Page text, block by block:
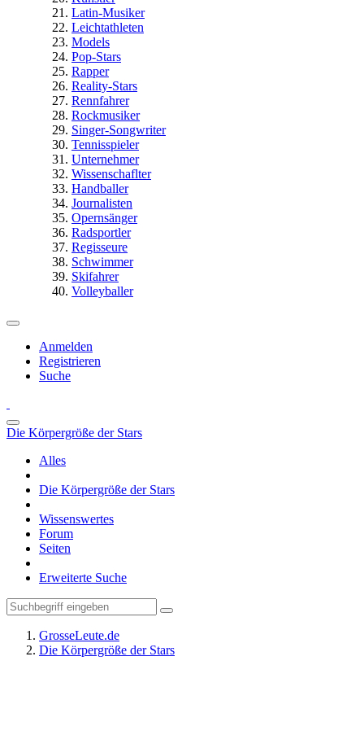
Latin-Musiker
Leichtathleten
Models
Pop-Stars
Rapper
Reality-Stars
Rennfahrer
Rockmusiker
Singer-Songwriter
Tennisspieler
Unternehmer
Wissenschaflter
Handballer
Journalisten
Opernsänger
Radsportler
Regisseure
Schwimmer
Skifahrer
Volleyballer
Anmelden
Registrieren
Suche
Die Körpergröße der Stars
Alles
Die Körpergröße der Stars
Wissenswertes
Forum
Seiten
Erweiterte Suche
GrosseLeute.de
Die Körpergröße der Stars